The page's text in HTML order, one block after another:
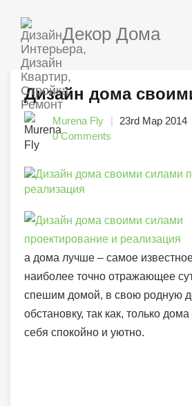
Декор Дома
Дизайн дома
Murena Fly 23rd Мар 2014
0 Comments
а дома лучше – самое
наиболее точно отражающее
спешим домой, в свою родную
обстановку, так как, только
себя спокойно и уютно.